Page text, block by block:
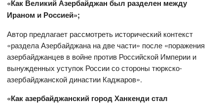
«Как Великий Азербайджан был разделен между
Ираном и Россией»;
Автор предлагает рассмотреть исторический контекст
«раздела Азербайджана на две части» после «поражения
азербайджанцев в войне против Российской Империи и
вынужденных уступок России со стороны тюркско-
азербайджанской династии Каджаров».
«Как азербайджанский город Ханкенди стал